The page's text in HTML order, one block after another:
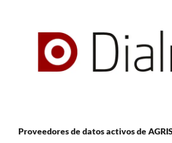
Proveedores de datos activos de